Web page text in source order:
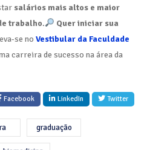
salários mais altos e maior
trabalho.
Quer iniciar sua
se no Vestibular da Faculdade
carreira de sucesso na área da
Facebook LinkedIn Twitter
graduação